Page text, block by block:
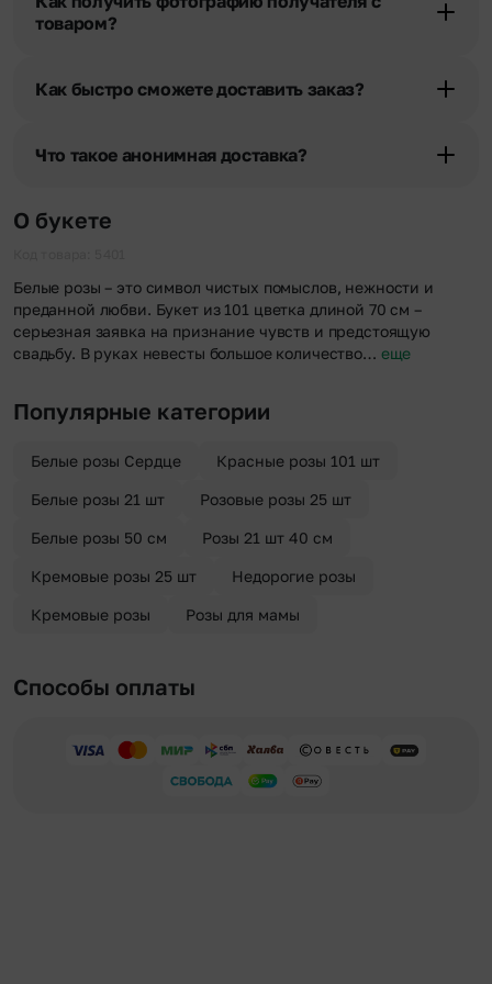
уточняют адрес и удобное время доставки.
товаром?
разрешения получателя, после чего высылается заказчику на
Как быстро сможете доставить заказ?
отрезка. Хотите получить цветы раньше? Оформите услугу
Что такое анонимная доставка?
«Анонимная доставка». Мы гарантируем анонимность
О букете
Белые розы – это символ чистых помыслов, нежности и
преданной любви. Букет из 101 цветка длиной 70 см –
серьезная заявка на признание чувств и предстоящую
свадьбу. В руках невесты большое количество… еще
Популярные категории
Белые розы Сердце Красные розы 101 шт
Белые розы 21 шт Розовые розы 25 шт
Белые розы 50 см Розы 21 шт 40 см
Кремовые розы 25 шт Недорогие розы
Кремовые розы Розы для мамы
Способы оплаты